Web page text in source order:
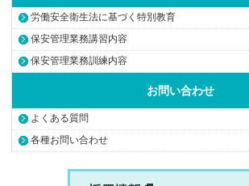
労働安全衛生法に基づく特別教育
保安管理業務講習内容
保安管理業務訓練内容
お問い合わせ
よくある質問
各種お問い合わせ